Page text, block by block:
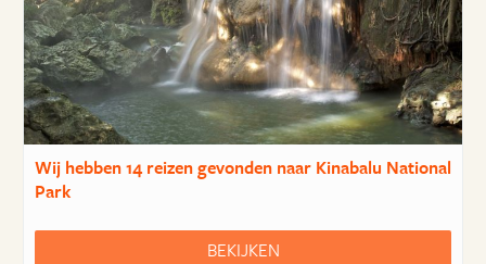
Wij hebben14 reizengevonden naar Kinabalu National
Park
BEKIJKEN